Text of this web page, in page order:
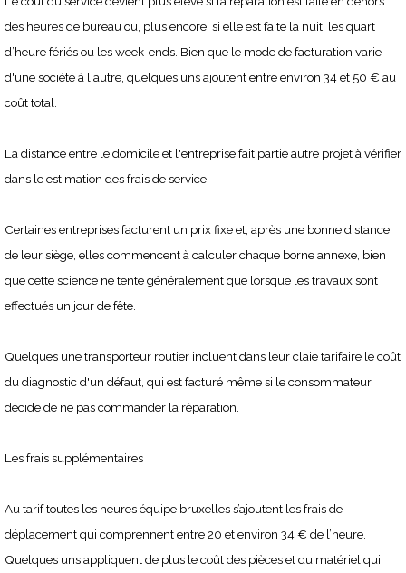
des heures de bureau ou, plus encore, si elle est faite la nuit, les quart
d’heure fériés ou les week-ends. Bien que le mode de facturation varie
d'une société à l'autre, quelques uns ajoutent entre environ 34 et 50 € au
coût total.
La distance entre le domicile et l'entreprise fait partie autre projet à vérifier
dans le estimation des frais de service.
Certaines entreprises facturent un prix fixe et, après une bonne distance
de leur siège, elles commencent à calculer chaque borne annexe, bien
que cette science ne tente généralement que lorsque les travaux sont
effectués un jour de fête.
Quelques une transporteur routier incluent dans leur claie tarifaire le coût
du diagnostic d'un défaut, qui est facturé même si le consommateur
décide de ne pas commander la réparation.
Les frais supplémentaires
Au tarif toutes les heures équipe bruxelles s’ajoutent les frais de
déplacement qui comprennent entre 20 et environ 34 € de l’heure.
Quelques uns appliquent de plus le coût des pièces et du matériel qui